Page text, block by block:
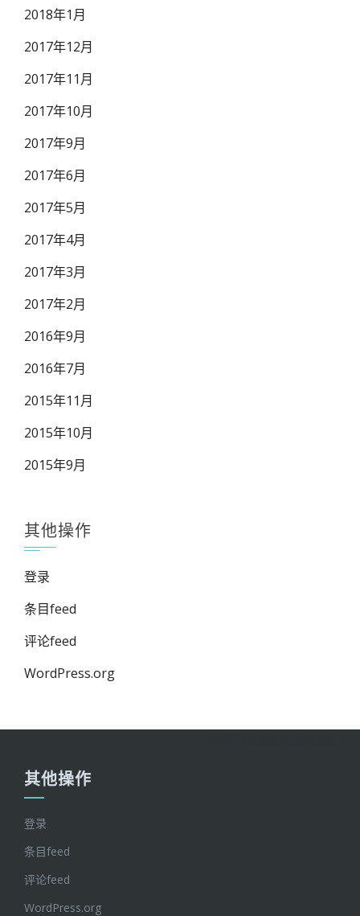
2018年1月
2017年12月
2017年11月
2017年10月
2017年9月
2017年6月
2017年5月
2017年4月
2017年3月
2017年2月
2016年9月
2016年7月
2015年11月
2015年10月
2015年9月
其他操作
登录
条目feed
评论feed
WordPress.org
其他操作
登录
条目feed
评论feed
WordPress.org